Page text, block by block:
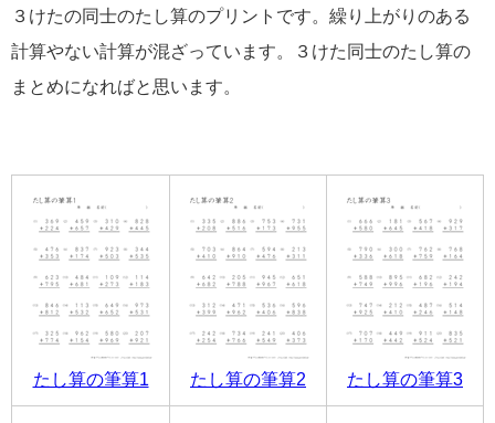
３けたの同士のたし算のプリントです。繰り上がりのある
計算やない計算が混ざっています。３けた同士のたし算の
まとめになればと思います。
たし算の筆算1 たし算の筆算2 たし算の筆算3